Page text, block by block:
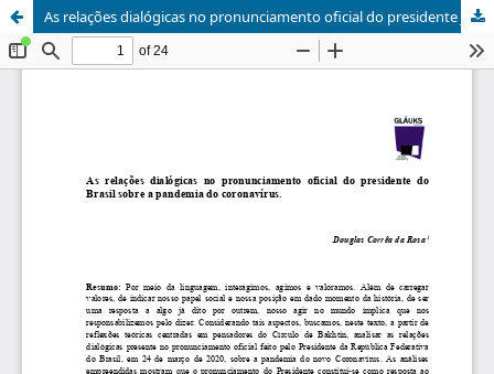
As relações dialógicas no pronunciamento oficial do presidente Jair Messias Bolsonaro sobre a pandemia do Coronavírus